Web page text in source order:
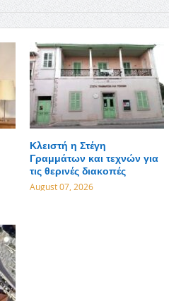
Κλειστή η Στέγη
Γραμμάτων και τεχνών για
τις θερινές διακοπές
August 07, 2026